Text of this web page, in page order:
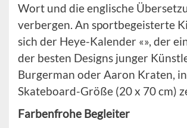
Wort und die englische
verbergen. An sportbegeisterte
sich der Heye-Kalender «», der
der besten Designs junger
Burgerman oder Aaron Kraten,
Skateboard-Größe (20 x 70 cm)
Farbenfrohe Begleiter